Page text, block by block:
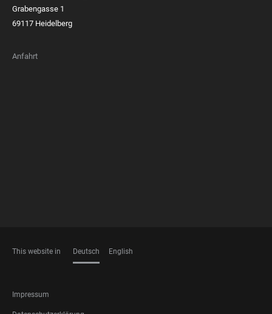
Grabengasse 1
69117 Heidelberg
Anfahrt
This website in Deutsch English
FOOTER
LEGAL
Impressum